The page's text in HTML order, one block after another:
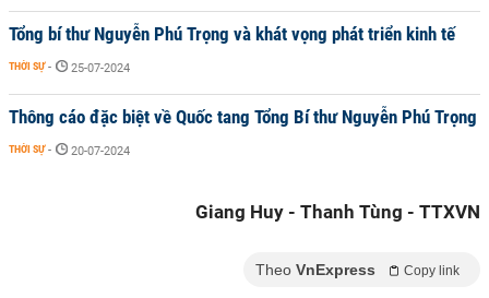
Tổng bí thư Nguyễn Phú Trọng và khát vọng phát triển kinh tế
THỜI SỰ - 25-07-2024
Thông cáo đặc biệt về Quốc tang Tổng Bí thư Nguyễn Phú Trọng
THỜI SỰ - 20-07-2024
Giang Huy - Thanh Tùng - TTXVN
Theo VnExpress Copy link